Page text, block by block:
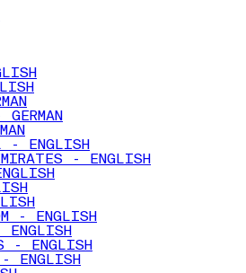
- ENGLISH
- ENGLISH
- ENGLISH
ENGLISH
- ENGLISH
ENGLISH